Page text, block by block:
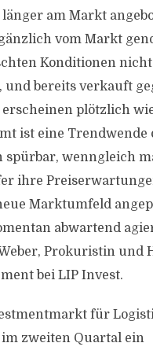
länger am Markt
vom Markt
Konditionen
und bereits verkauft
erscheinen plötzlich
ist eine Trendwende
spürbar, wenngleich
ihre
Marktumfeld
abwartend
Prokuristin und
bei LIP Invest.
für
zweiten Quartal ein